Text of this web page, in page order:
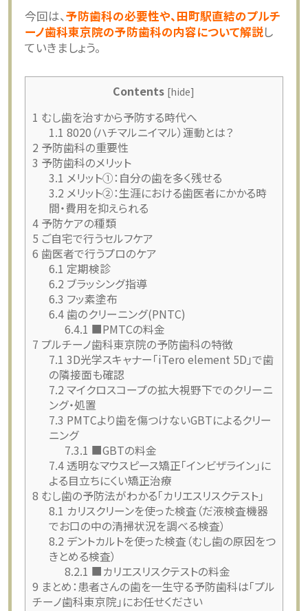
今回は、予防歯科の必要性や、田町駅直結のプルチ
ーノ歯科東京院の予防歯科の内容について解説し
ていきましょう。
Contents [hide]
1 むし歯を治すから予防する時代へ
1.1 8020（ハチマルニイマル）運動とは？
2 予防歯科の重要性
3 予防歯科のメリット
3.1 メリット①：自分の歯を多く残せる
3.2 メリット②：生涯における歯医者にかかる時
間・費用を抑えられる
4予防ケアの種類
5 ご自宅で行うセルフケア
6 歯医者で行うプロのケア
6.1 定期検診
6.2 ブラッシング指導
6.3 フッ素塗布
6.4歯のクリーニング(PNTC)
6.4.1 ■PMTCの料金
7 プルチーノ歯科東京院の予防歯科の特徴
7.1 3D光学スキャナー「iTero element 5D」で歯
の隣接面も確認
7.2 マイクロスコープの拡大視野下でのクリーニ
ング・処置
7.3 PMTCより歯を傷つけないGBTによるクリー
ニング
7.3.1 ■GBTの料金
7.4透明なマウスピース矯正「インビザライン」に
よる目立ちにくい矯正治療
8 むし歯の予防法がわかる「カリエスリスクテスト」
8.1 カリスクリーンを使った検査（だ液検査機器
でお口の中の清掃状況を調べる検査）
8.2 デントカルトを使った検査（むし歯の原因をつ
きとめる検査）
8.2.1 ■カリエスリスクテストの料金
9 まとめ：患者さんの歯を一生守る予防歯科は「プル
チーノ歯科東京院」にお任せください